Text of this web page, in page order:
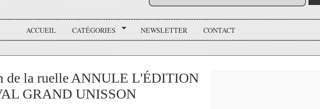
ACCUEIL CATÉGORIES NEWSLETTER CONTACT
de la ruelle ANNULE L'ÉDITION
GRAND UNISSON